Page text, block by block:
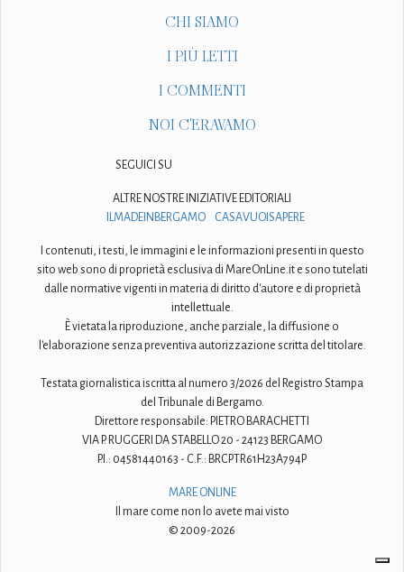
CHI SIAMO
I PIÙ LETTI
I COMMENTI
NOI C'ERAVAMO
SEGUICI SU
ALTRE NOSTRE INIZIATIVE EDITORIALI
ILMADEINBERGAMO
CASAVUOISAPERE
I contenuti, i testi, le immagini e le informazioni presenti in questo
sito web sono di proprietà esclusiva di MareOnLine.it e sono tutelati
dalle normative vigenti in materia di diritto d'autore e di proprietà
intellettuale.
È vietata la riproduzione, anche parziale, la diffusione o
l'elaborazione senza preventiva autorizzazione scritta del titolare.
Testata giornalistica iscritta al numero 3/2026 del Registro Stampa
del Tribunale di Bergamo.
Direttore responsabile: PIETRO BARACHETTI
VIA P. RUGGERI DA STABELLO 20 - 24123 BERGAMO
P.I.: 04581440163 - C.F.: BRCPTR61H23A794P
MARE ONLINE
Il mare come non lo avete mai visto
© 2009-2026